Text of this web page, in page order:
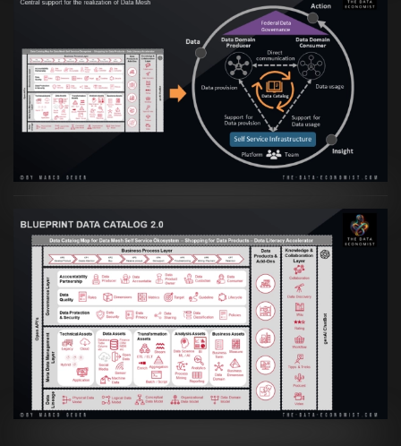
Artikel:Data Mesh Ökosysteme: Die
Transformation zur Data Inspired Human
Culture
VIEW
Artikel:Data Mesh Ökosysteme: Die
Transformation zur Data Inspired Human
Culture
VIEW